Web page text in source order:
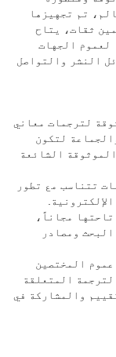
تم تجهيزها
ثقات، يتاح
لعموم الجهات
النشر والتواصل
لترجمات معاني
لتكون
الشائعة
تتناسب مع تطور
مجاناً،
ومصادر
المختصين
المتعلقة
والمشاركة في